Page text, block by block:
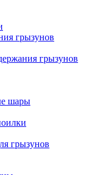
грызунов
грызунов
шары
грызунов